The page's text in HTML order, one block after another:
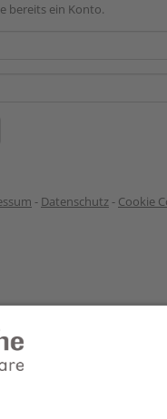
bereits ein Konto.
- Datenschutz- Cookie